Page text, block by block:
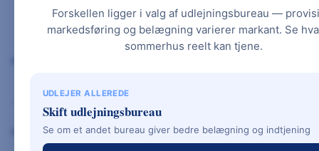
Forskellen ligger i valg af udlejningsbureau —
markedsføring og belægning varierer markant. Se
sommerhus reelt kan tjene.
UDLEJER ALLEREDE
Skift udlejningsbureau
Se om et andet bureau giver bedre belægning og indtjening